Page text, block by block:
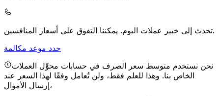
تحدث إلى خبير عملات اليوم.يمكننا التفوق على أسعار المنافسين.
حدد موعد مكالمة
نحن نستخدم متوسط سعر الصرف في حسابات محوِّل العملات
الخاص بنا. وهذا للعلم فقط، ولن تُعامل وفقًا لهذا السعر عند
إرسال الأموال،